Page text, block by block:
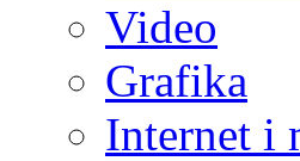
Video
Grafika
Internet i